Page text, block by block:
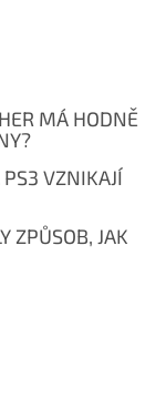
MÁ HODNĚ
PS3 VZNIKAJÍ
ZPŮSOB, JAK